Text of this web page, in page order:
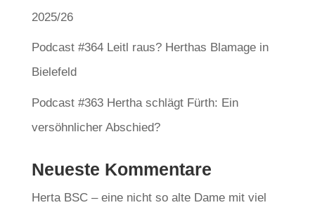
2025/26
Podcast #364 Leitl raus? Herthas Blamage in
Bielefeld
Podcast #363 Hertha schlägt Fürth: Ein
versöhnlicher Abschied?
Neueste Kommentare
Herta BSC – eine nicht so alte Dame mit viel